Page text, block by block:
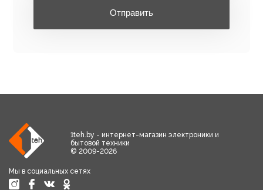
Отправить
1teh.by - интернет-магазин электроники и
бытовой техники
© 2009-2026
Мы в социальных сетях